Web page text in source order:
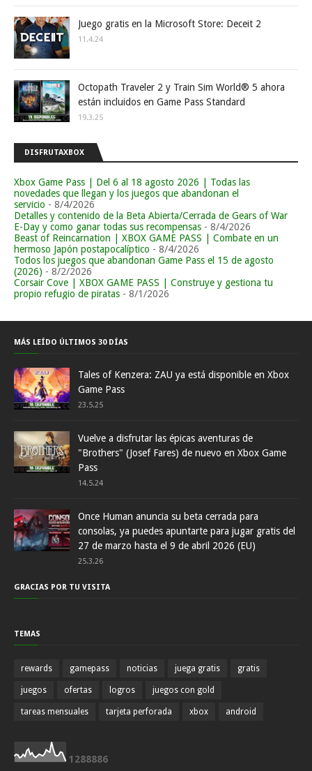
Juego gratis en la Microsoft Store: Deceit 2
11.4.24
Octopath Traveler 2 y Train Sim World® 5 ahora
están incluidos en Game Pass Standard
19.3.25
DISFRUTAXBOX
Xbox Game Pass | Del 6 al 18 agosto 2026 | Todas las
novedades que llegan y los juegos que abandonan el
servicio - 8/4/2026
Detalles y contenido de la Beta Abierta/Cerrada de Gears of War
E-Day y como ganar todas sus recompensas - 8/4/2026
Beast of Reincarnation | XBOX GAME PASS | Combate en un
hermoso Japón postapocalíptico - 8/4/2026
Todos los juegos que abandonan Game Pass el 15 de agosto
(2026) - 8/2/2026
Corsair Cove | XBOX GAME PASS | Construye y gestiona tu
propio refugio de piratas - 8/1/2026
MÁS LEÍDO ÚLTIMOS 30 DÍAS
Tales of Kenzera: ZAU ya está disponible en Xbox
Game Pass
23.5.25
Vuelve a disfrutar las épicas aventuras de
"Brothers" (Josef Fares) de nuevo en Xbox Game
Pass
14.5.24
Once Human anuncia su beta cerrada para
consolas, ya puedes apuntarte para jugar gratis del
27 de marzo hasta el 9 de abril 2026 (EU)
25.3.26
GRACIAS POR TU VISITA
TEMAS
rewards gamepass noticias juega gratis gratis
juegos ofertas logros juegos con gold
tareas mensuales tarjeta perforada xbox android
1 288886